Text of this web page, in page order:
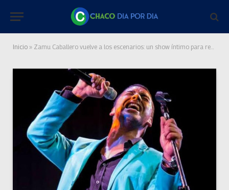
Inicio » Zamu Caballero vuelve a los escenarios: un show íntimo para revivir los clásicos de su carrera